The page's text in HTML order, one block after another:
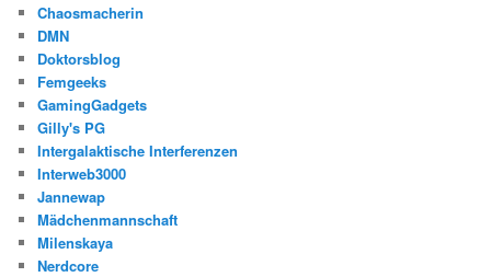
Chaosmacherin
DMN
Doktorsblog
Femgeeks
GamingGadgets
Gilly's PG
Intergalaktische Interferenzen
Interweb3000
Jannewap
Mädchenmannschaft
Milenskaya
Nerdcore